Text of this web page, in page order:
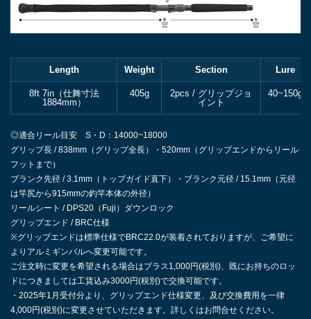
Length Weight Section Lure
8ft 7in（仕舞寸法
1884mm）
405g
2pcs / グリップジョ
イント
40~150g
◎適合リール目安 S・D：14000~18000
グリップ長 / 838mm（グリップ全長）・520mm（グリップエンドからリール
フットまで）
ブランク先径 / 3.1mm（トップガイド直下）・ブランク元径 / 15.1mm（元径
は竿尻から915mmの釣竿本体の外径）
リールシート / DPS20（Fuji）ダウンロック
グリップエンド / BRC仕様
※グリップエンドは標準仕様でBRC22.0が装着されておりますが、ご希望に
よりアルミギンバルへ変更可能です。
ご注文時に変更を希望される場合はプラス1,000円(税別)、既にお持ちのロッ
ドにつきましては工賃込み3000円(税別)で交換可能です。
・2025年1月受付分より、グリップエンド仕様変更、及び交換費用を一律
4,000円(税別)に変更させていただきます。詳しくはお問合せください。